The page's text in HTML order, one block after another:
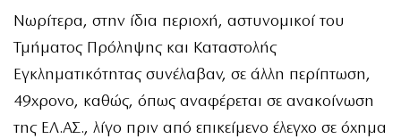
Νωρίτερα, στην ίδια περιοχή, αστυνομικοί του
Τμήματος Πρόληψης και Καταστολής
Εγκληματικότητας συνέλαβαν, σε άλλη περίπτωση,
49χρονο, καθώς, όπως αναφέρεται σε ανακοίνωση
της ΕΛ.ΑΣ., λίγο πριν από επικείμενο έλεγχο σε όχημα